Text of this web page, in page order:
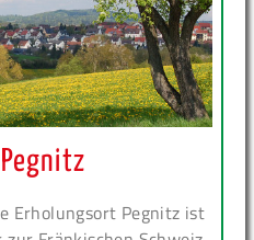
Erholungsort Pegnitz ist